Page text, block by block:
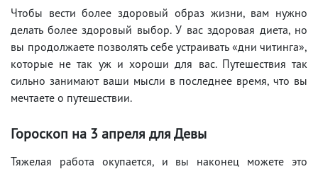
Чтобы вести более здоровый образ жизни, вам нужно
делать более здоровый выбор. У вас здоровая диета, но
вы продолжаете позволять себе устраивать «дни читинга»,
которые не так уж и хороши для вас. Путешествия так
сильно занимают ваши мысли в последнее время, что вы
мечтаете о путешествии.
Гороскоп на 3 апреля для Девы
Тяжелая работа окупается, и вы наконец можете это